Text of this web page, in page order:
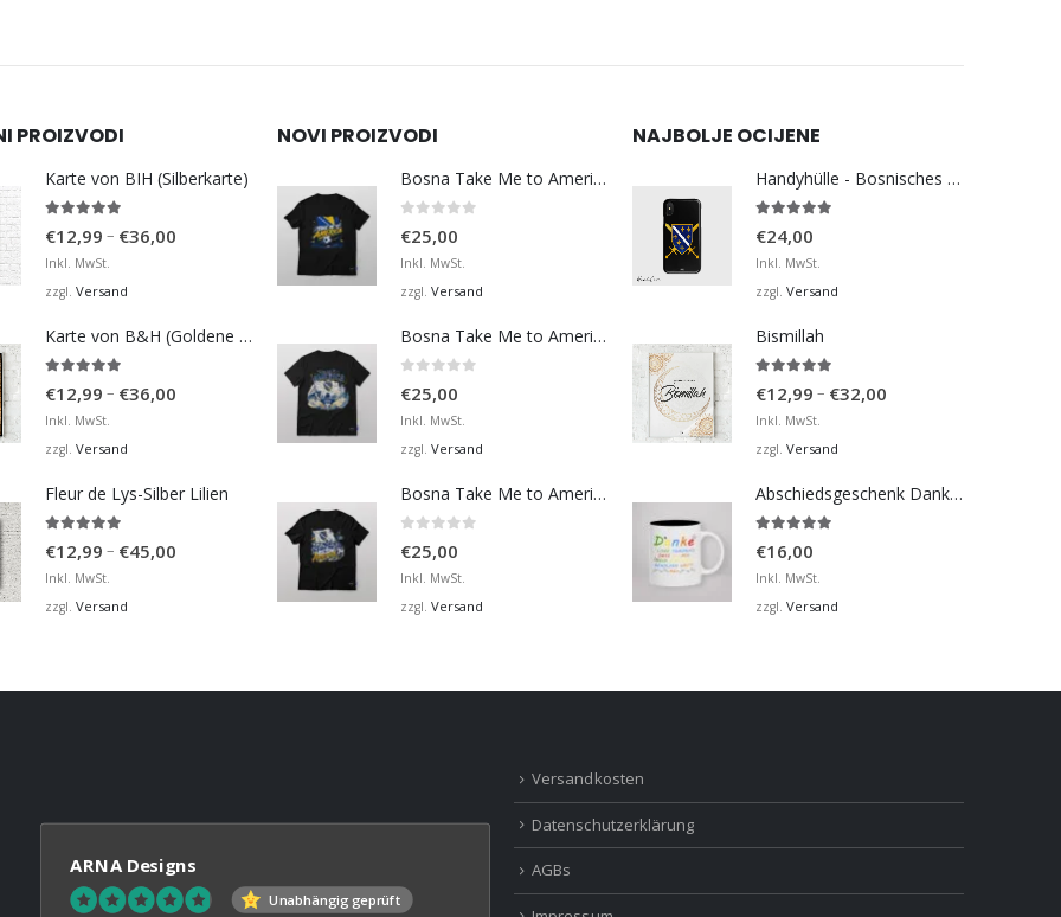
PROIZVODI
Karte von BIH (Silberkarte)
€12,99 – €36,00
Inkl. MwSt.
zzgl. Versand
Karte von B&H (Goldene Karte)
€12,99 – €36,00
Inkl. MwSt.
zzgl. Versand
Fleur de Lys-Silber Lilien
€12,99 – €45,00
Inkl. MwSt.
zzgl. Versand
NOVI PROIZVODI
Bosna Take Me to America Navijačka Majica 3
€25,00
Inkl. MwSt.
zzgl. Versand
Bosna Take Me to America Navijačka Majica 4
€25,00
Inkl. MwSt.
zzgl. Versand
Bosna Take Me to America Navijačka Majica 2
€25,00
Inkl. MwSt.
zzgl. Versand
NAJBOLJE OCIJENE
Handyhülle - Bosnisches Wappen
€24,00
Inkl. MwSt.
zzgl. Versand
Bismillah
€12,99 – €32,00
Inkl. MwSt.
zzgl. Versand
Abschiedsgeschenk Danke Tasse für Kindergarten, Hort
€16,00
Inkl. MwSt.
zzgl. Versand
ARNA Designs
Unabhängig geprüft
Versandkosten
Datenschutzerklärung
AGBs